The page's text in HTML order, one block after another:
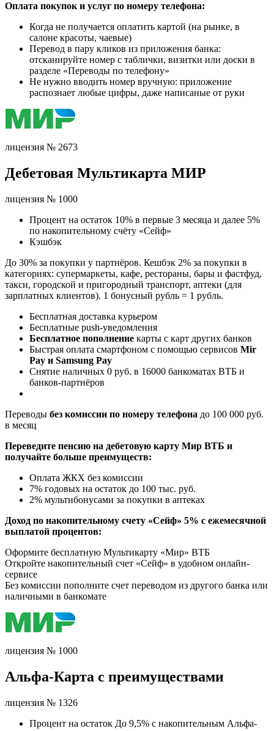
Оплата покупок и услуг по номеру телефона:
Когда не получается оплатить картой (на рынке, в
салоне красоты, чаевые)
Перевод в пару кликов из приложения банка:
отсканируйте номер с таблички, визитки или доски в
разделе «Переводы по телефону»
Не нужно вводить номер вручную: приложение
распознает любые цифры, даже написаные от руки
лицензия № 2673
Дебетовая Мультикарта МИР
лицензия № 1000
Процент на остаток 10% в первые 3 месяца и далее 5%
по накопительному счёту «Сейф»
Кэшбэк
До 30% за покупки у партнёров. Кешбэк 2% за покупки в
категориях: супермаркеты, кафе, рестораны, бары и фастфуд,
такси, городской и пригородный транспорт, аптеки (для
зарплатных клиентов). 1 бонусный рубль = 1 рубль.
Бесплатная доставка курьером
Бесплатные push-уведомления
Бесплатное пополнение карты с карт других банков
Быстрая оплата смартфоном с помощью сервисов Mir
Pay и Samsung Pay
Снятие наличных 0 руб. в 16000 банкоматах ВТБ и
банков-партнёров
Переводы без комиссии по номеру телефона до 100 000 руб.
в месяц
Переведите пенсию на дебетовую карту Мир ВТБ и
получайте больше преимуществ:
Оплата ЖКХ без комиссии
7% годовых на остаток до 100 тыс. руб.
2% мультибонусами за покупки в аптеках
Доход по накопительному счету «Сейф» 5% с ежемесячной
выплатой процентов:
Оформите бесплатную Мультикарту «Мир» ВТБ
Откройте накопительный счет «Сейф» в удобном онлайн-
сервисе
Без комиссии пополните счет переводом из другого банка или
наличными в банкомате
лицензия № 1000
Альфа-Карта с преимуществами
лицензия № 1326
Процент на остаток До 9,5% с накопительным Альфа-